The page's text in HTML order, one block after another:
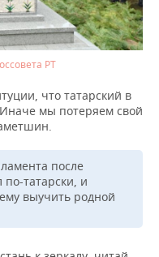
РТ
что татарский в
мы потеряем свой
после
по-татарски, и
выучить родной